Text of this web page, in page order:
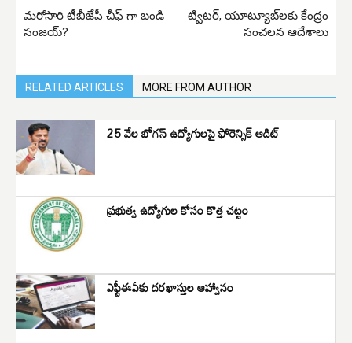
మరోసారి టీబీజేపీ చీఫ్ గా బండి
సంజయ్?
ట్విటర్, యూట్యూబ్‌లకు కేంద్రం
సంచలన ఆదేశాలు
RELATED ARTICLES MORE FROM AUTHOR
25 వేల బోగస్ ఉద్యోగులపై ఫోరెన్సిక్ ఆడిట్
ప్రభుత్వ ఉద్యోగుల కోసం కొత్త చట్టం
ఎఫ్టీఈఏకు దరఖాస్తుల ఆహ్వానం